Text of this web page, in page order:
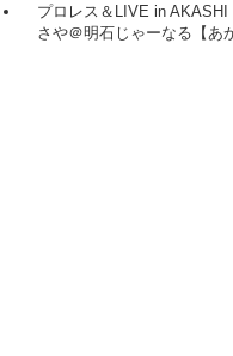
プロレス＆LIVE in
さや＠明石じゃーなる【あ